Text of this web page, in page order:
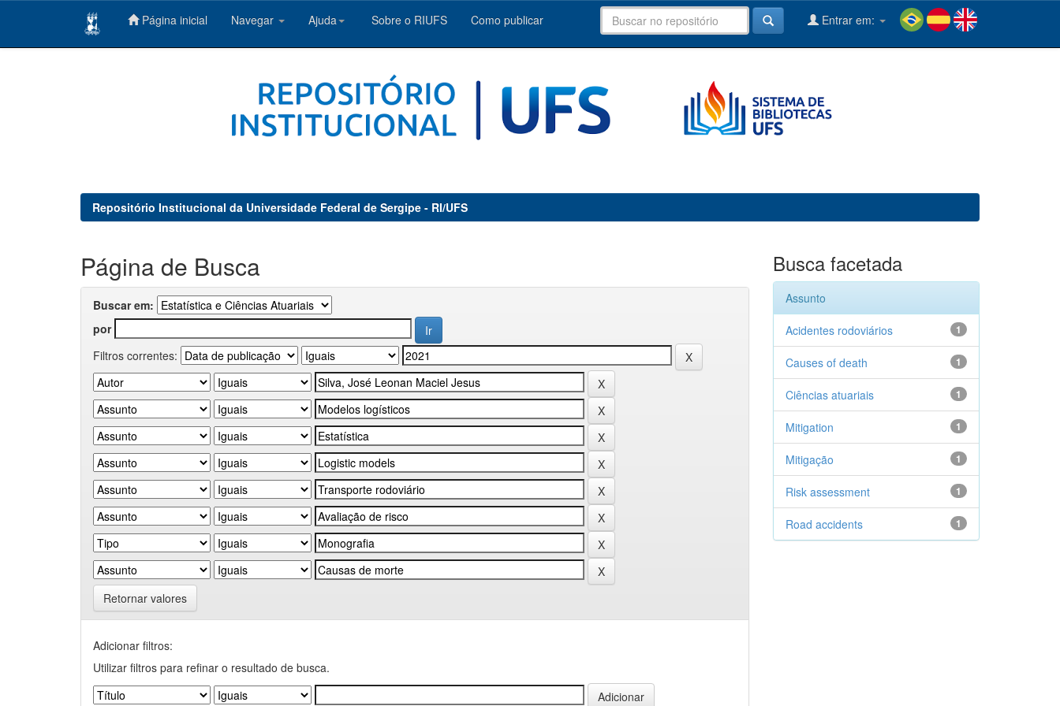
Página inicial Navegar Ajuda Sobre o RIUFS Como publicar Entrar em:
Repositório Institucional da Universidade Federal de Sergipe - RI/UFS
Página de Busca
Buscar em:
por
Filtros correntes:
Retornar valores
Adicionar filtros:
Utilizar filtros para refinar o resultado de busca.
Busca facetada
Assunto
1
Acidentes rodoviários
1
Causes of death
1
Ciências atuariais
1
Mitigation
1
Mitigação
1
Risk assessment
1
Road accidents